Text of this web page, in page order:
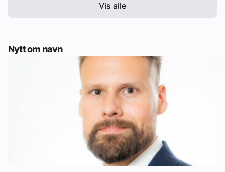
Vis alle
Nytt om navn